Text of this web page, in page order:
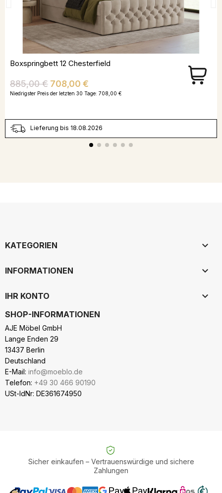
Boxspringbett 12 Chesterfield
Verkaufspreis
885,00 € Preis
708,00 €
Niedrigster Preis der letzten 30 Tage: 708,00 €
Lieferung bis 18.08.2026
KATEGORIEN 
INFORMATIONEN 
IHR KONTO 
SHOP-INFORMATIONEN
AJE Möbel GmbH
Lange Enden 29
13437 Berlin
Deutschland
E-Mail: info@moeblo.de
Telefon: +49 30 466 90190
USt-IdNr: DE361674950
Sicher einkaufen – Vertrauenswürdige und sichere
Zahlungen